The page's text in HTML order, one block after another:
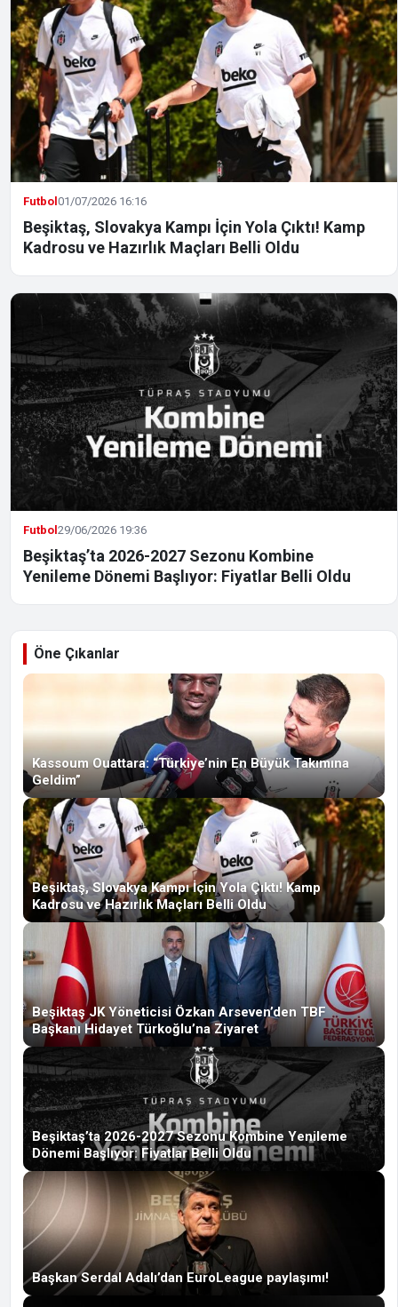
Futbol01/07/2026 16:16
Beşiktaş, Slovakya Kampı İçin Yola Çıktı! Kamp
Kadrosu ve Hazırlık Maçları Belli Oldu
Futbol29/06/2026 19:36
Beşiktaş’ta 2026-2027 Sezonu Kombine
Yenileme Dönemi Başlıyor: Fiyatlar Belli Oldu
Öne Çıkanlar
Kassoum Ouattara: “Türkiye’nin En Büyük Takımına
Geldim”
Beşiktaş, Slovakya Kampı İçin Yola Çıktı! Kamp
Kadrosu ve Hazırlık Maçları Belli Oldu
Beşiktaş JK Yöneticisi Özkan Arseven’den TBF
Başkanı Hidayet Türkoğlu’na Ziyaret
Beşiktaş’ta 2026-2027 Sezonu Kombine Yenileme
Dönemi Başlıyor: Fiyatlar Belli Oldu
Başkan Serdal Adalı’dan EuroLeague paylaşımı!